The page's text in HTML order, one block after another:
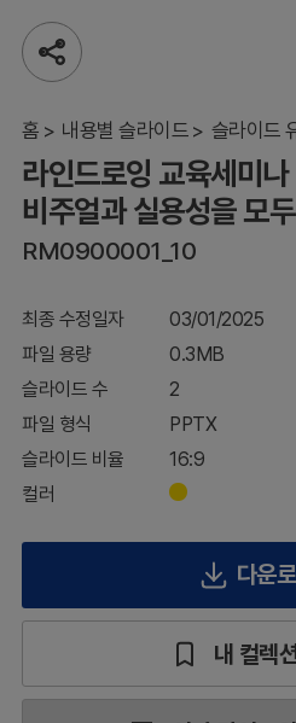
공
유
기
홈 내용별 슬라이드 슬라이드
세미
나
PPT
릿 –
비주
얼과
실용
성을
모두
인
라인드로잉 교육세미
비주얼과 실용성을 모
RM0900001_10
최종 수정일자
03/01/2025
파일 용량
0.3MB
슬라이드 수
2
파일 형식
PPTX
슬라이드 비율
16:9
컬러
다운
내 컬렉